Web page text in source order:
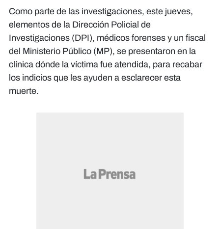
Como parte de las investigaciones, este jueves,
elementos de la Dirección Policial de
Investigaciones (DPI), médicos forenses y un fiscal
del Ministerio Público (MP), se presentaron en la
clínica dónde la víctima fue atendida, para recabar
los indicios que les ayuden a esclarecer esta
muerte.